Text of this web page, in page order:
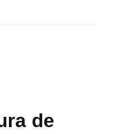
de